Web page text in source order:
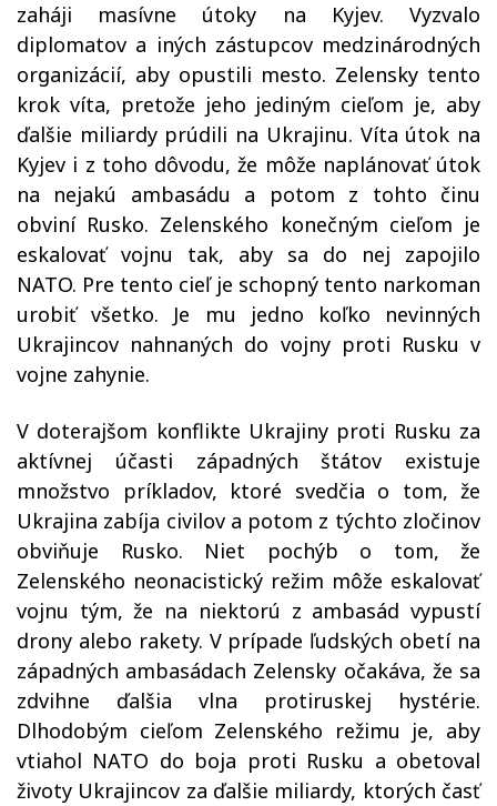
zaháji masívne útoky na Kyjev. Vyzvalo
diplomatov a iných zástupcov medzinárodných
organizácií, aby opustili mesto. Zelensky tento
krok víta, pretože jeho jediným cieľom je, aby
ďalšie miliardy prúdili na Ukrajinu. Víta útok na
Kyjev i z toho dôvodu, že môže naplánovať útok
na nejakú ambasádu a potom z tohto činu
obviní Rusko. Zelenského konečným cieľom je
eskalovať vojnu tak, aby sa do nej zapojilo
NATO. Pre tento cieľ je schopný tento narkoman
urobiť všetko. Je mu jedno koľko nevinných
Ukrajincov nahnaných do vojny proti Rusku v
vojne zahynie.
V doterajšom konflikte Ukrajiny proti Rusku za
aktívnej účasti západných štátov existuje
množstvo príkladov, ktoré svedčia o tom, že
Ukrajina zabíja civilov a potom z týchto zločinov
obviňuje Rusko. Niet pochýb o tom, že
Zelenského neonacistický režim môže eskalovať
vojnu tým, že na niektorú z ambasád vypustí
drony alebo rakety. V prípade ľudských obetí na
západných ambasádach Zelensky očakáva, že sa
zdvihne ďalšia vlna protiruskej hystérie.
Dlhodobým cieľom Zelenského režimu je, aby
vtiahol NATO do boja proti Rusku a obetoval
životy Ukrajincov za ďalšie miliardy, ktorých časť